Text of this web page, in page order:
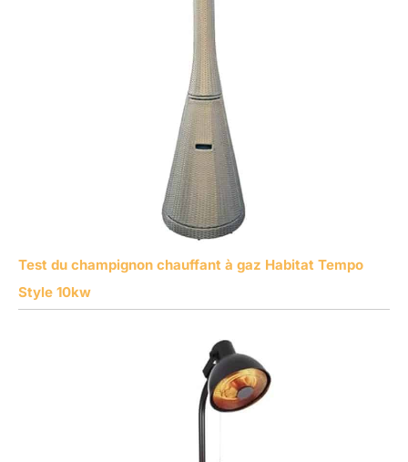
Test du champignon chauffant à gaz Habitat Tempo
Style 10kw